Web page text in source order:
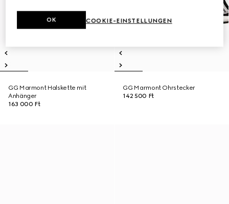
GG Marmont Halskette mit
Anhänger
163 000 Ft
GG Marmont Ohrstecker
142 500 Ft
COOKIE-EINSTELLUNGEN
OK